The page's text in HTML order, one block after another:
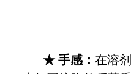
★ 手感： 在溶